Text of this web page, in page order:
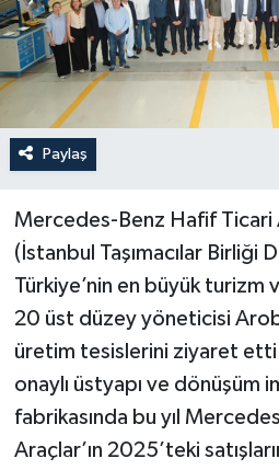
Paylaş
Mercedes-Benz Hafif Ticari
(İstanbul Taşımacılar Birliği
Türkiye’nin en büyük turizm
20 üst düzey yöneticisi
üretim tesislerini ziyaret
onaylı üstyapı ve dönüşüm
fabrikasında bu yıl
Araçlar’ın 2025’teki